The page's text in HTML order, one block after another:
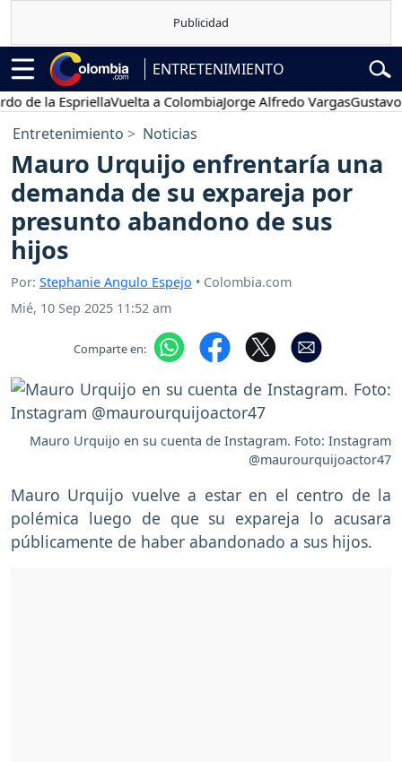
ENTRETENIMIENTO
la EspriellaVuelta a ColombiaJorge Alfredo VargasGustavo
Entretenimiento Noticias
Mauro Urquijo enfrentaría una
demanda de su expareja por
presunto abandono de sus
hijos
Por: Stephanie Angulo Espejo • Colombia.com
Mié, 10 Sep 2025 11:52 am
Comparte en:
Mauro Urquijo en su cuenta de Instagram. Foto: Instagram
@maurourquijoactor47
Mauro Urquijo vuelve a estar en el centro de la
polémica luego de que su expareja lo acusara
públicamente de haber abandonado a sus hijos.